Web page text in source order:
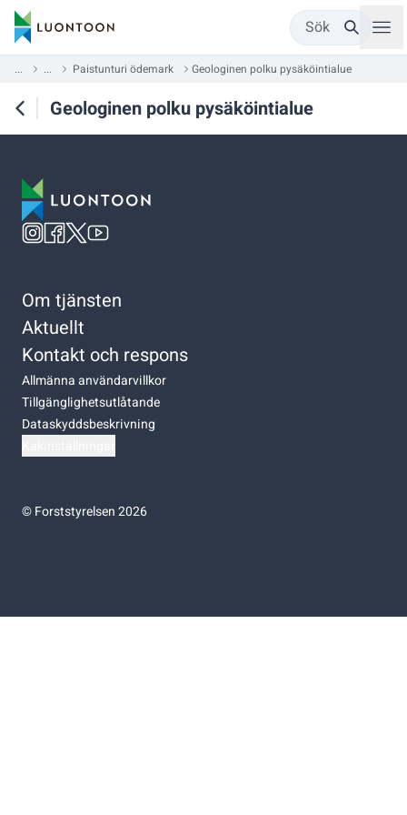
Sök
... ... Paistunturi ödemark Geologinen polku pysäköintialue
Geologinen polku pysäköintialue
Om tjänsten
Aktuellt
Kontakt och respons
Allmänna användarvillkor
Tillgänglighetsutlåtande
Dataskyddsbeskrivning
©Forststyrelsen 2026